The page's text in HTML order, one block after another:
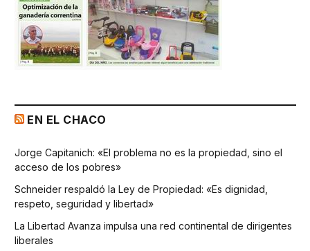
EN EL CHACO
Jorge Capitanich: «El problema no es la propiedad, sino el
acceso de los pobres»
Schneider respaldó la Ley de Propiedad: «Es dignidad,
respeto, seguridad y libertad»
La Libertad Avanza impulsa una red continental de dirigentes
liberales